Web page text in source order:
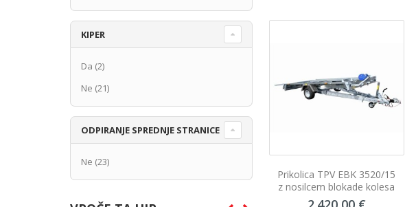
Prikolica TPV EBK 3520/15
z nosilcem blokade kolesa
KIPER
Da (2)
Ne (21)
ODPIRANJE SPREDNJE STRANICE
Ne (23)